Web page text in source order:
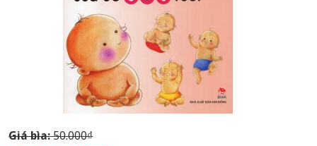
Giá bìa:50.000₫